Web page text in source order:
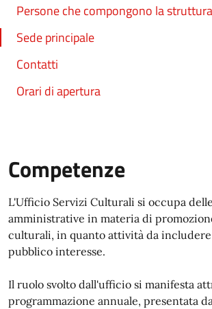
Persone che compongono la struttura
Sede principale
Contatti
Orari di apertura
Competenze
L'Ufficio Servizi Culturali si occupa
amministrative in materia di
culturali, in quanto attività da
pubblico interesse.
Il ruolo svolto dall'ufficio si manifesta
programmazione annuale, presentata